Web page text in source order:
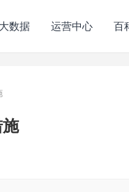
大数据 运营中心 百